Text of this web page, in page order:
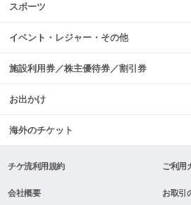
スポーツ
イベント・レジャー・その他
施設利用券／株主優待券／割引券
お出かけ
海外のチケット
チケ流利用規約 ご利用
会社概要 お取引